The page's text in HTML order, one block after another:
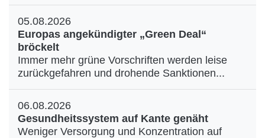
05.08.2026
Europas angekündigter „Green Deal“
bröckelt
Immer mehr grüne Vorschriften werden leise
zurückgefahren und drohende Sanktionen...
06.08.2026
Gesundheitssystem auf Kante genäht
Weniger Versorgung und Konzentration auf